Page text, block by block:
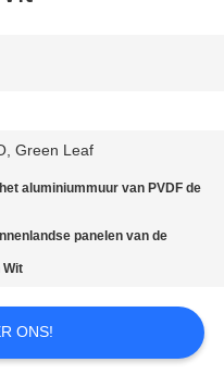
Green Leaf
aluminiummuur van PVDF de
panelen van de
Wit
ONS!